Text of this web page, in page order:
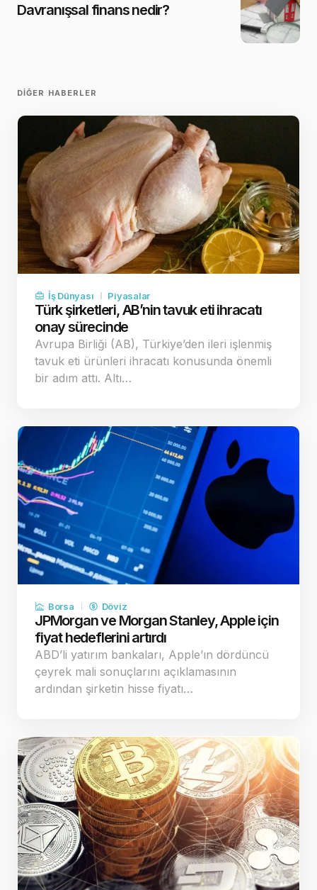
Davranışsal finans nedir?
DIĞER HABERLER
İş Dünyası Piyasalar
Türk şirketleri, AB’nin tavuk eti ihracatı
onay sürecinde
Avrupa Birliği (AB), Türkiye’den ileri işlenmiş
tavuk eti ürünleri ihracatı konusunda önemli
bir adım attı. Altı…
Borsa Döviz
JPMorgan ve Morgan Stanley, Apple için
fiyat hedeflerini artırdı
ABD’li yatırım bankaları, Apple’ın dördüncü
çeyrek mali sonuçlarını açıklamasının
ardından şirketin hisse fiyatı…